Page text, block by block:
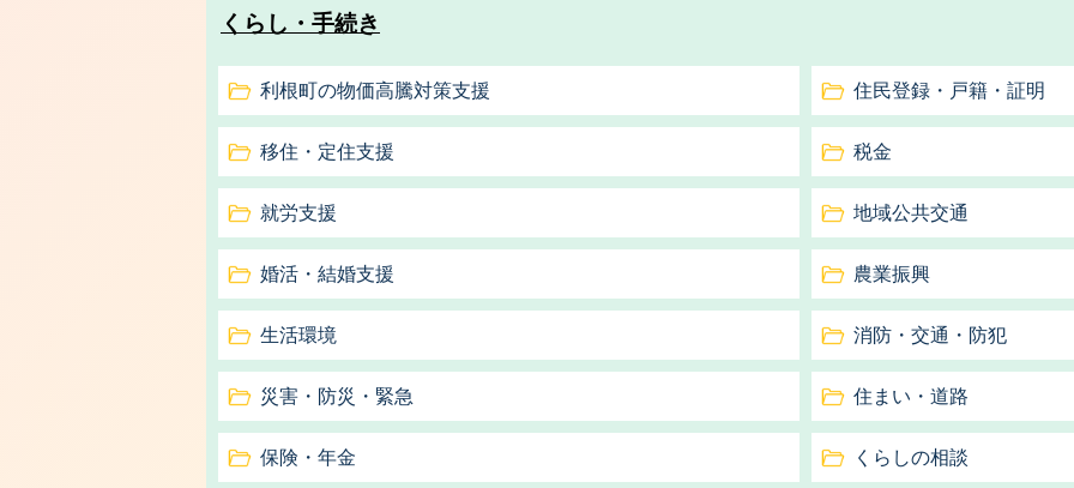
くらし・手続き
利根町の物価高騰対策支援 住民登録・戸籍・証明
移住・定住支援 税金
就労支援 地域公共交通
婚活・結婚支援 農業振興
生活環境 消防・交通・防犯
災害・防災・緊急 住まい・道路
保険・年金 くらしの相談